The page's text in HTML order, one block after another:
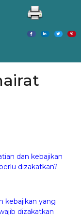
dan kebajikan
dizakatkan?
kebajikan yang
dizakatkan